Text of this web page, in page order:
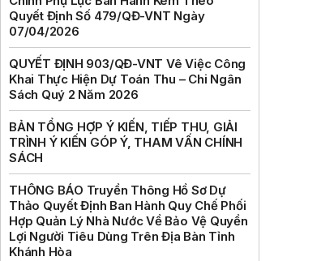
Quyết Định Số 479/QĐ-VNT Ngày
07/04/2026
QUYẾT ĐỊNH 903/QĐ-VNT Vê Việc Công
Khai Thực Hiện Dự Toán Thu – Chi Ngân
Sách Quý 2 Năm 2026
BẢN TỔNG HỢP Ý KIẾN, TIẾP THU, GIẢI
TRÌNH Ý KIẾN GÓP Ý, THAM VẤN CHÍNH
SÁCH
THÔNG BÁO Truyền Thông Hồ Sơ Dự
Thảo Quyết Định Ban Hành Quy Chế Phối
Hợp Quản Lý Nhà Nước Về Bảo Vệ Quyền
Lợi Người Tiêu Dùng Trên Địa Bàn Tỉnh
Khánh Hòa